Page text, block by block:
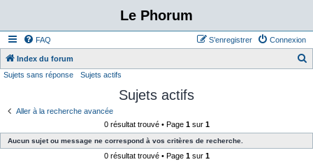
Le Phorum
FAQ Connexion
S’enregistrer
Index du forum
Sujets sans réponse Sujets actifs
Sujets actifs
Aller à la recherche avancée
0 résultat trouvé • Page 1sur 1
Aucun sujet ou message ne correspond à vos critères de recherche.
0 résultat trouvé • Page 1sur 1